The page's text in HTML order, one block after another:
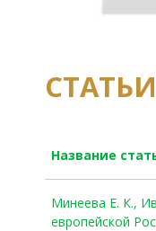
Название
Минеева Е. К.,
европейской